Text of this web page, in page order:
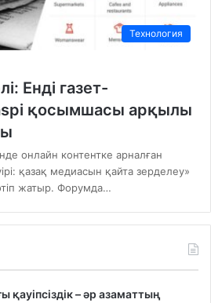
Технология
Енді газет-
қосымшасы арқылы
онлайн контентке арналған
қазақ медиасын қайта зерделеу»
жатыр. Форумда…
қауіпсіздік – әр азаматтың